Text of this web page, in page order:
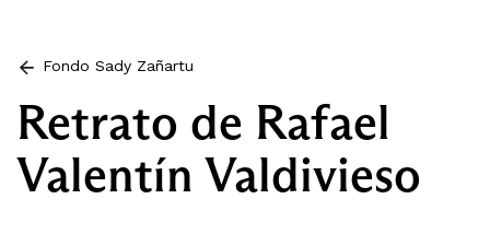
Fondo Sady Zañartu
Retrato de Rafael
Valentín Valdivieso